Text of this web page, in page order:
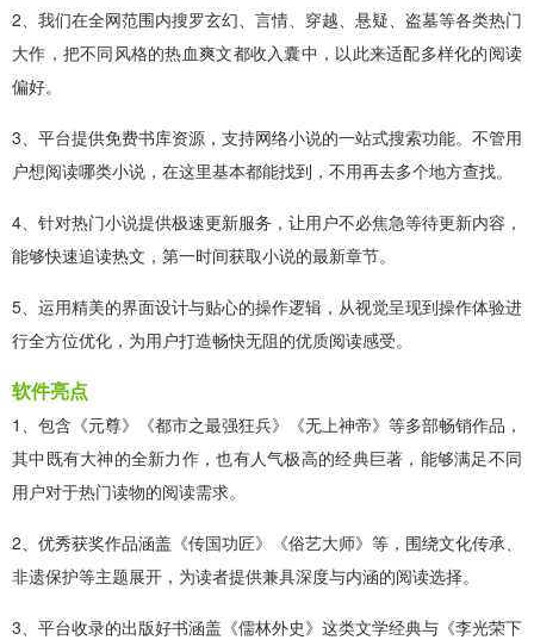
2、我们在全网范围内搜罗玄幻、言情、穿越、悬疑、盗墓等各类热门
大作，把不同风格的热血爽文都收入囊中，以此来适配多样化的阅读
偏好。
3、平台提供免费书库资源，支持网络小说的一站式搜索功能。不管用
户想阅读哪类小说，在这里基本都能找到，不用再去多个地方查找。
4、针对热门小说提供极速更新服务，让用户不必焦急等待更新内容，
能够快速追读热文，第一时间获取小说的最新章节。
5、运用精美的界面设计与贴心的操作逻辑，从视觉呈现到操作体验进
行全方位优化，为用户打造畅快无阻的优质阅读感受。
软件亮点
1、包含《元尊》《都市之最强狂兵》《无上神帝》等多部畅销作品，
其中既有大神的全新力作，也有人气极高的经典巨著，能够满足不同
用户对于热门读物的阅读需求。
2、优秀获奖作品涵盖《传国功匠》《俗艺大师》等，围绕文化传承、
非遗保护等主题展开，为读者提供兼具深度与内涵的阅读选择。
3、平台收录的出版好书涵盖《儒林外史》这类文学经典与《李光荣下